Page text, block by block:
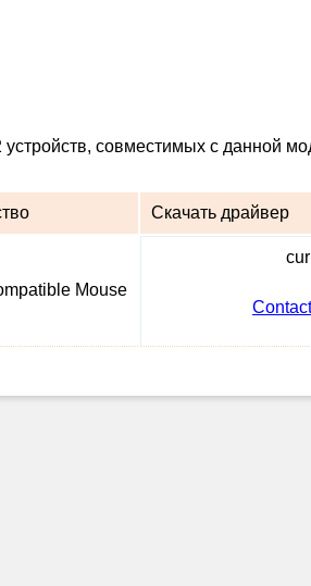
совместимых с данной
Скачать драйвер
Mouse